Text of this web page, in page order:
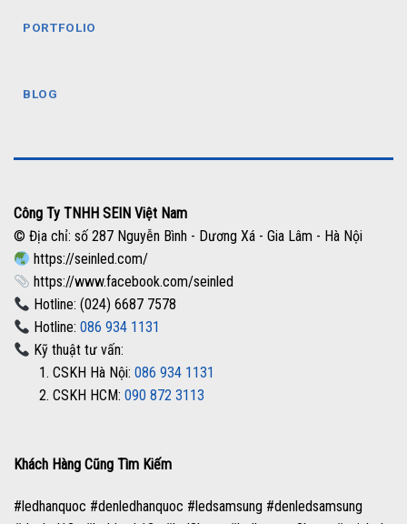
PORTFOLIO
BLOG
Công Ty TNHH SEIN Việt Nam
© Địa chỉ: số 287 Nguyễn Bình - Dương Xá - Gia Lâm - Hà Nội
https://seinled.com/
https://www.facebook.com/seinled
Hotline: (024) 6687 7578
Hotline:086 934 1131
Kỹ thuật tư vấn:
1. CSKH Hà Nội: 086 934 1131
2. CSKH HCM: 090 872 3113
Khách Hàng Cũng Tìm Kiếm
#ledhanquoc #denledhanquoc #ledsamsung #denledsamsung